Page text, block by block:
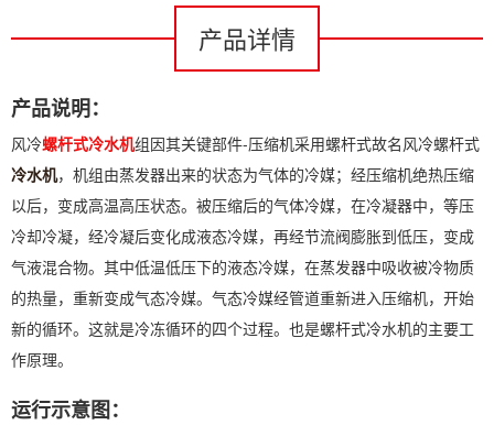
产品详情
产品说明：
风冷螺杆式冷水机组因其关键部件-压缩机采用螺杆式故名风冷螺杆式
冷水机，机组由蒸发器出来的状态为气体的冷媒；经压缩机绝热压缩
以后，变成高温高压状态。被压缩后的气体冷媒，在冷凝器中，等压
冷却冷凝，经冷凝后变化成液态冷媒，再经节流阀膨胀到低压，变成
气液混合物。其中低温低压下的液态冷媒，在蒸发器中吸收被冷物质
的热量，重新变成气态冷媒。气态冷媒经管道重新进入压缩机，开始
新的循环。这就是冷冻循环的四个过程。也是螺杆式冷水机的主要工
作原理。
运行示意图：